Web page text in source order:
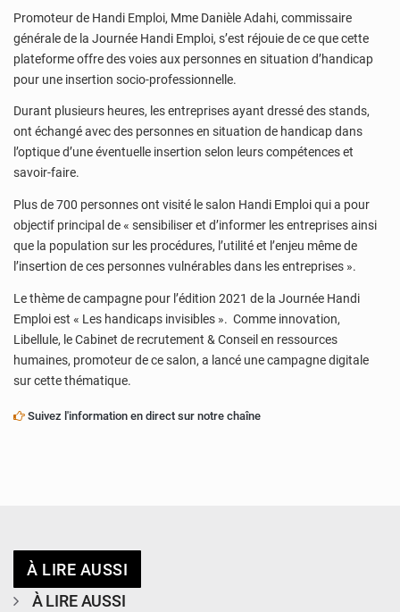
Promoteur de Handi Emploi, Mme Danièle Adahi, commissaire
générale de la Journée Handi Emploi, s’est réjouie de ce que cette
plateforme offre des voies aux personnes en situation d’handicap
pour une insertion socio-professionnelle.
Durant plusieurs heures, les entreprises ayant dressé des stands,
ont échangé avec des personnes en situation de handicap dans
l’optique d’une éventuelle insertion selon leurs compétences et
savoir-faire.
Plus de 700 personnes ont visité le salon Handi Emploi qui a pour
objectif principal de « sensibiliser et d’informer les entreprises ainsi
que la population sur les procédures, l’utilité et l’enjeu même de
l’insertion de ces personnes vulnérables dans les entreprises ».
Le thème de campagne pour l’édition 2021 de la Journée Handi
Emploi est « Les handicaps invisibles ». Comme innovation,
Libellule, le Cabinet de recrutement & Conseil en ressources
humaines, promoteur de ce salon, a lancé une campagne digitale
sur cette thématique.
Suivez l'information en direct sur notre chaîne
À LIRE AUSSI
À LIRE AUSSI